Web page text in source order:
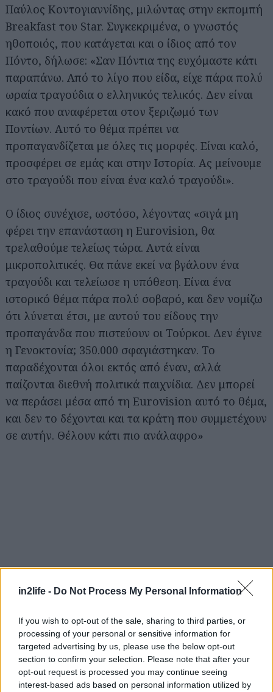
in2life - Do Not Process My Personal Information
If you wish to opt-out of the sale, sharing to third parties, or
processing of your personal or sensitive information for
targeted advertising by us, please use the below opt-out
section to confirm your selection. Please note that after your
opt-out request is processed you may continue seeing
interest-based ads based on personal information utilized by
Παύλος Κοντογιαννίδης, μιλώντας στην εκπομπή
Breakfast του Star. Συγκεκριμένα, ο γνωστός
ηθοποιός, που κατάγεται και ο ίδιος από τον
Πόντο, δήλωσε: «Σαν Πόντια της ευχόμαστε κάτι
παραπάνω. Από το λίγο που είδα, είχε πάρα πολύ
ωραία τραγούδια ο ελληνικός τελικός. Δεν είναι
κακό που αναφέρεται στον ξεριζωμό των
Ποντίων. Αυτό το θέμα πρέπει να
προπαγανδίζεται με όλες τις μορφές. Είναι καλό,
προσφέρει σε εμάς και στην Ιστορία. Ας μείνουμε
στο τραγούδι που είναι ένα καλό τραγούδι».
Ο ίδιος συνέχισε, ωστόσο, λέγοντας «σιγά μη
φέρει την επανάσταση η Eurovision, θα
τρελαθούμε τελείως τώρα. Αυτά είναι
μικροπολιτικές. Θα πάνε εκεί να βγάλουν ένα
τραγούδι και τελείωσε η υπόθεση. Είναι ένα
ιστορικό θέμα πάρα πολύ σοβαρό, και δεν νομίζω
ότι λύνεται έτσι, με αυτού του είδους την
προπαγάνδα που πιστεύουν οι Τούρκοι. Δεν έγινε
η Γενοκτονία; 350.000 σφαγιάστηκαν. Το
παραδέχονται όλοι εκτός από έναν, αλλά
παίζονται διεθνή πολιτικά παιχνίδια. Δεν μπορεί
να περάσει μέσα από τη Eurovision αυτό το θέμα,
και δεν το δέχονται και τα κράτη που συμμετέχουν
σε αυτήν. Θέλουν κάτι πιο ανάλαφρο»
για...